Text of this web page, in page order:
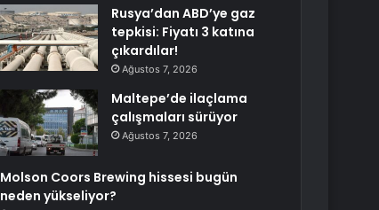
Rusya’dan ABD’ye gaz
tepkisi: Fiyatı 3 katına
çıkardılar!
Ağustos 7, 2026
Maltepe’de ilaçlama
çalışmaları sürüyor
Ağustos 7, 2026
Molson Coors Brewing hissesi bugün
neden yükseliyor?